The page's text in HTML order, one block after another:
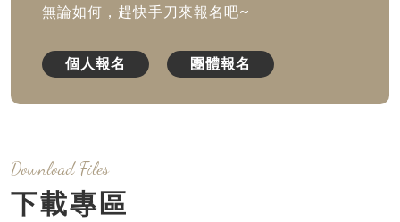
無論如何，趕快手刀來報名吧~
個人報名 團體報名
Download Files
下載專區